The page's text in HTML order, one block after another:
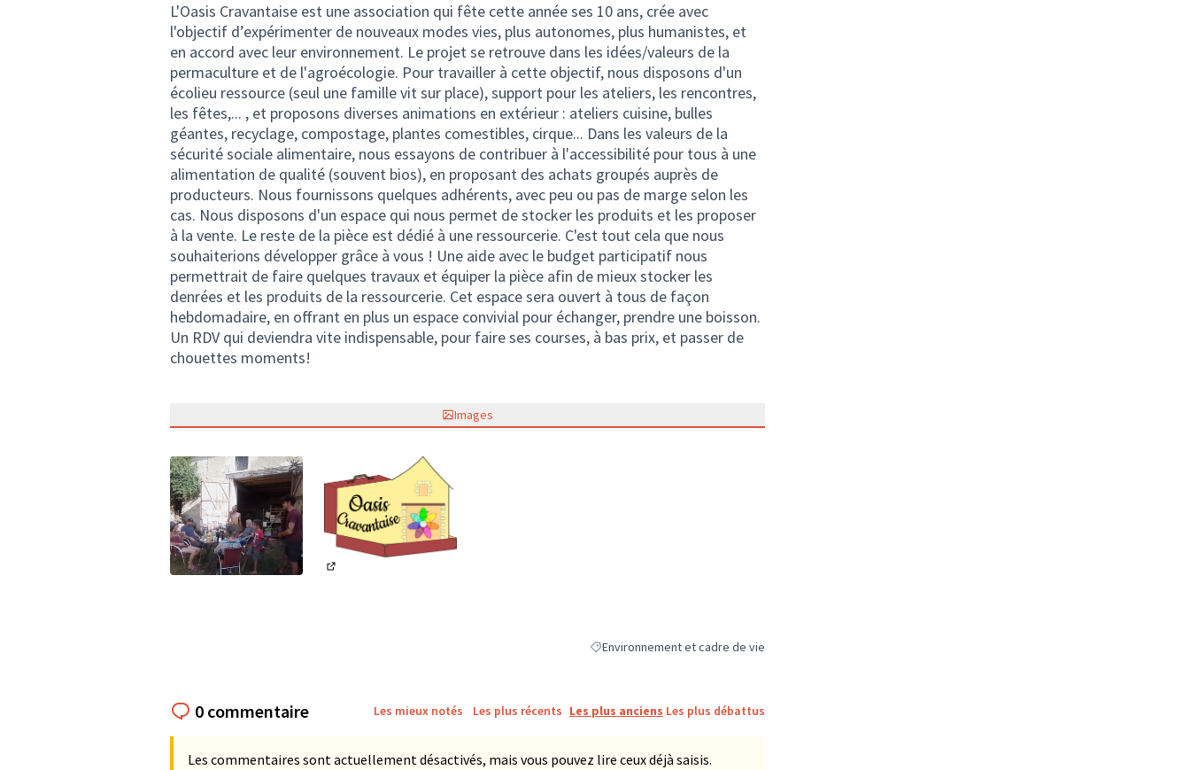
L'Oasis Cravantaise est une association qui fête cette année ses 10 ans, crée avec
l'objectif d’expérimenter de nouveaux modes vies, plus autonomes, plus humanistes, et
en accord avec leur environnement. Le projet se retrouve dans les idées/valeurs de la
permaculture et de l'agroécologie. Pour travailler à cette objectif, nous disposons d'un
écolieu ressource (seul une famille vit sur place), support pour les ateliers, les rencontres,
les fêtes,... , et proposons diverses animations en extérieur : ateliers cuisine, bulles
géantes, recyclage, compostage, plantes comestibles, cirque... Dans les valeurs de la
sécurité sociale alimentaire, nous essayons de contribuer à l'accessibilité pour tous à une
alimentation de qualité (souvent bios), en proposant des achats groupés auprès de
producteurs. Nous fournissons quelques adhérents, avec peu ou pas de marge selon les
cas. Nous disposons d'un espace qui nous permet de stocker les produits et les proposer
à la vente. Le reste de la pièce est dédié à une ressourcerie. C'est tout cela que nous
souhaiterions développer grâce à vous ! Une aide avec le budget participatif nous
permettrait de faire quelques travaux et équiper la pièce afin de mieux stocker les
denrées et les produits de la ressourcerie. Cet espace sera ouvert à tous de façon
hebdomadaire, en offrant en plus un espace convivial pour échanger, prendre une boisson.
Un RDV qui deviendra vite indispensable, pour faire ses courses, à bas prix, et passer de
chouettes moments!
Images
Filtrer les résultats de la catégorie : Environnement et cadre de vie
Environnement et cadre de vie
0 commentaire Les mieux notés Les plus récents Les plus anciens Les plus débattus
Les commentaires sont actuellement désactivés, mais vous pouvez lire ceux déjà saisis.